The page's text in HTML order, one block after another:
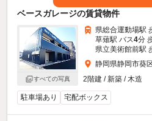
ベースガレージの賃貸物件
すべての写真
県総合運動場駅
草薙駅 バス4分
県立美術館前駅
静岡県静岡市葵
2階建 / 新築 / 木造
駐車場あり 宅配ボックス